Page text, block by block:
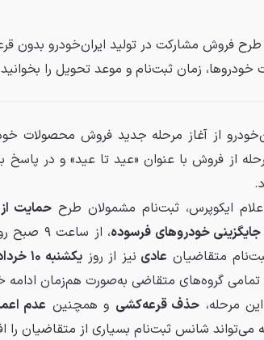
فروش مشارکت در تولید ایران‌خودرو بدون
خودروها، زمان ثبت‌نام و موعد تحویل را
از آغاز مرحله جدید فروش محصولات
از فروش با عنوان «عید تا عید» و در
ایکوپرس، ثبت‌نام مشمولان طرح حمایت
جایگزینی خودروهای فرسوده، از ساعت ۹ صبح روز
متقاضیان عادی نیز از روزیکشنبه ۱۰ خردادماه
تمامی گروه‌های متقاضی به‌صورت هم‌زمان
مرحله، حذف قرعه‌کشی و همچنین عدم
شانس ثبت‌نام بسیاری از متقاضیان را